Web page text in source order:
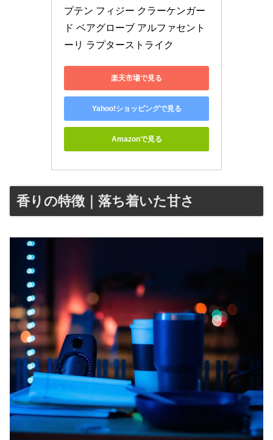
プテン フィジー クラーケンガー
ド ベアグローブ アルファセント
ーリ ラプターストライク
楽天市場で見る
Yahoo!ショッピングで見る
Amazonで見る
香りの特徴｜落ち着いた甘さ